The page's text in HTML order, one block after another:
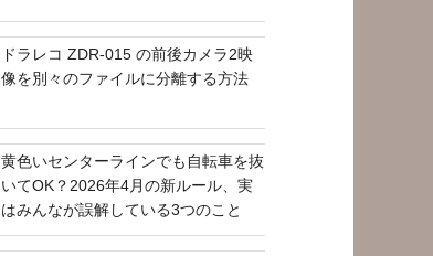
ドラレコ ZDR-015 の前後カメラ2映
像を別々のファイルに分離する方法
黄色いセンターラインでも自転車を抜
いてOK？2026年4月の新ルール、実
はみんなが誤解している3つのこと